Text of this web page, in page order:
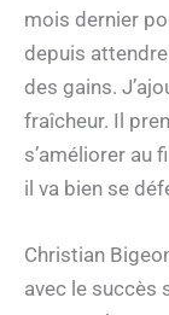
mois dernier
depuis
des gains.
fraîcheur. Il
s’améliorer au
il va bien se
Christian
avec le succès